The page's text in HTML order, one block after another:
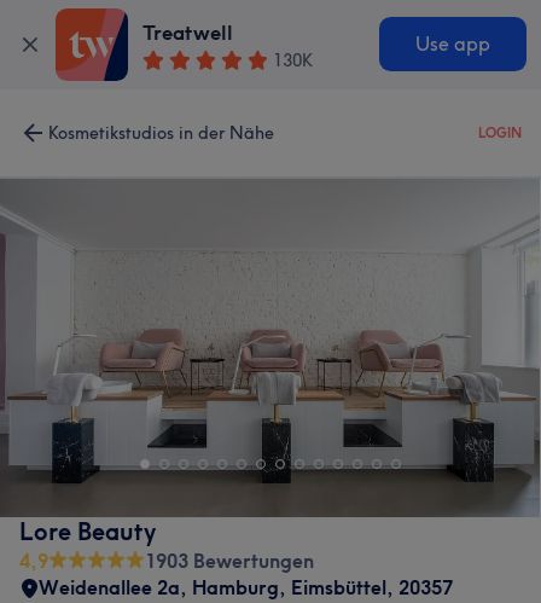
Treatwell
130K
Use app
Kosmetikstudios in der Nähe LOGIN
Lore Beauty
4,9
1903 Bewertungen
Weidenallee 2a, Hamburg, Eimsbüttel, 20357